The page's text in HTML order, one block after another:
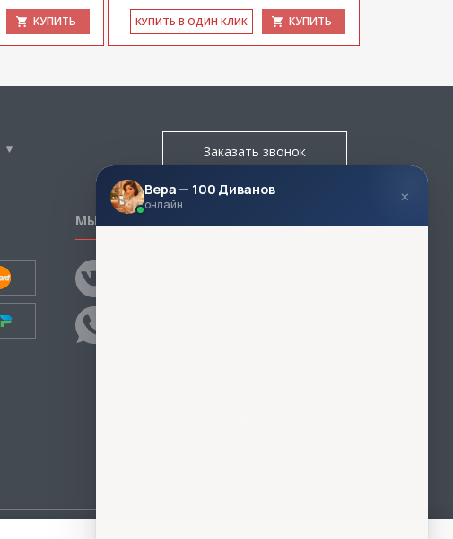
КУПИТЬ КУ­ПИТЬ В ОДИН КЛИК КУПИТЬ
Заказать звонок
МЫ В СОЦСЕТЯХ
Вера — 100 Диванов
онлайн ×